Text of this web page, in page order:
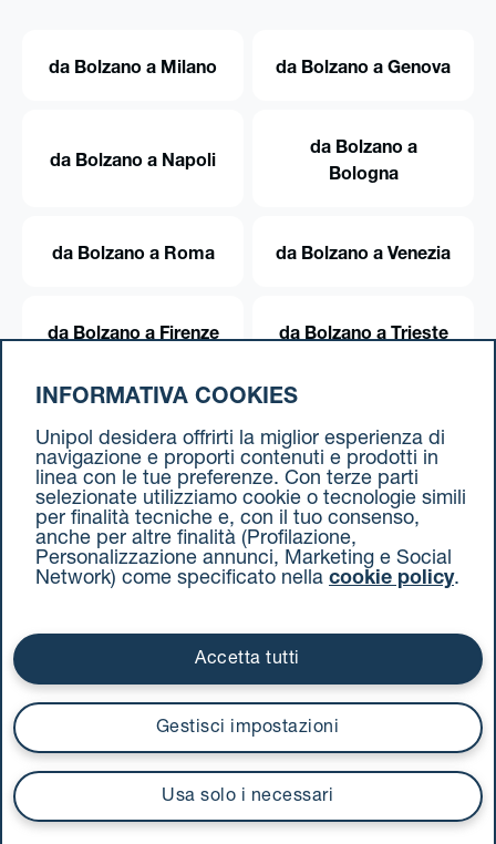
da Bolzano a Milano da Bolzano a Genova
da Bolzano a Napoli
da Bolzano a
Bologna
da Bolzano a Roma da Bolzano a Venezia
da Bolzano a Firenze da Bolzano a Trieste
Documenti contrattuali
Via Stalingrado 37 - 40128 Bologna
Tel 051 5077111 - Fax 051 375349
unipolmove@pec.unipol.it
C.F. 03506831209 e P. IVA 03740811207 R.E.A. 524585
UnipolTech S.p.A.
I prezzi si intendono compresi di IVA
INFORMATIVA COOKIES
Unipol desidera offrirti la miglior esperienza di
navigazione e proporti contenuti e prodotti in
linea con le tue preferenze. Con terze parti
selezionate utilizziamo cookie o tecnologie simili
per finalità tecniche e, con il tuo consenso,
anche per altre finalità (Profilazione,
Personalizzazione annunci, Marketing e Social
Network) come specificato nella cookie policy.
Usa solo i necessari
Gestisci impostazioni
Accetta tutti